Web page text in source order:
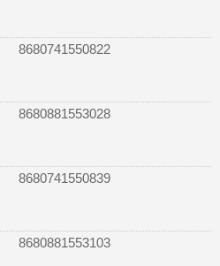
8680741550822
8680881553028
8680741550839
8680881553103